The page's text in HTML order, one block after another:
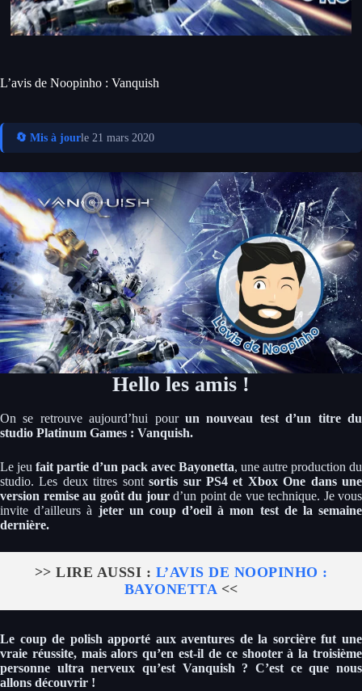
L’avis de Noopinho : Vanquish
🔄 Mis à jourle 21 mars 2020
Hello les amis !
On se retrouve aujourd’hui pour un nouveau test d’un titre du
studio Platinum Games : Vanquish.
Le jeu fait partie d’un pack avec Bayonetta, une autre production du
studio. Les deux titres sontsortis sur PS4 et Xbox One dans une
version remise au goût du jourd’un point de vue technique. Je vous
invite d’ailleurs à jeter un coup d’oeil à mon test de la semaine
dernière.
>> LIRE AUSSI : L’AVIS DE NOOPINHO :
BAYONETTA<<
Le coup de polish apporté aux aventures de la sorcière fut une
vraie réussite, mais alors qu’en est-il de ce shooter à la troisième
personne ultra nerveux qu’est Vanquish ? C’est ce que nous
allons découvrir !